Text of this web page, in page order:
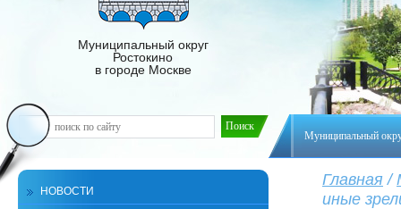
Муниципальный
Муниципальный округ
Ростокино
в городе Москве
Главная /
иные
НОВОСТИ